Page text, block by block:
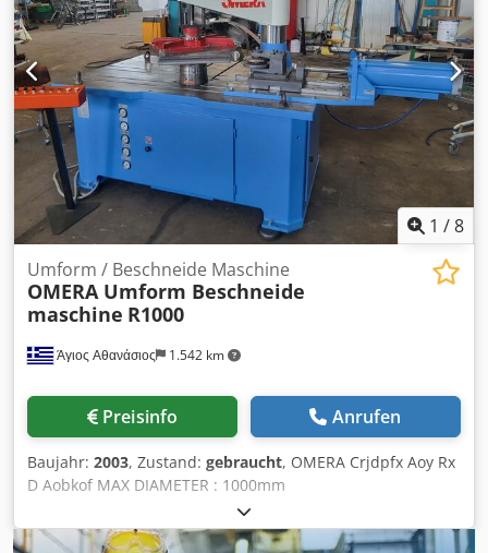
Chrotec Vertikale Schlauchbeutelmaschine Binder und Co,
MK-X, 400 Säcke/h bei 25kg Säcken, ca. 13000
Betriebsstunden, Jg. 2005 Gleitförderband PD 2455/600 RC
Roboterzelle, Hersteller Packmann d.o.o, Jg 2005, Roboter
Kuka KR200 2E komplett, Roboter Jg. 2000, Betriebsstunde
ca. 5000h Wickelmaschine Plator LCN Sämtliche
vorhandene Pläne zu Abmessungen und weiteren
Informationen sind im beiliegenden PDF Produzierte
Produkte: - Feinsplitt 1-2mm - Feinsplitt 2-4mm - Splitt 4-
8mm - Fertigmischung Splitt/Sand - Spielsand 0-2mm -
Sand gewaschen 0-4mm Codpfx Aevw Urwsbksrf -
Spielsand mit Aroma - Betonkies 0-16mm - Rundkies 8-
16mm
1 /8
Άγιος Αθανάσιος 1.542 km
Umform / Beschneide Maschine
OMERA Umform Beschneide
maschine R1000
Preisinfo Anrufen
Baujahr: 2003, Zustand: gebraucht, OMERA Crjdpfx Aoy Rx
D Aobkof MAX DIAMETER : 1000mm